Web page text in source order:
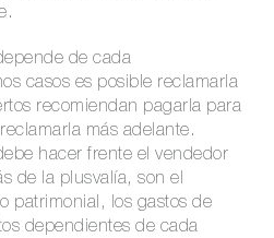
de cada
casos es posible reclamarla
recomiendan pagarla para
más adelante.
hacer frente el vendedor
de la plusvalía, son el
patrimonial, los gastos de
dependientes de cada